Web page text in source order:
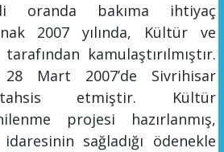
oranda bakıma ihtiyaç
2007 yılında, Kültür ve
kamulaştırılmıştır.
28 Mart 2007’de Sivrihisar
tahsis etmiştir. Kültür
projesi hazırlanmış,
sağladığı ödenekle